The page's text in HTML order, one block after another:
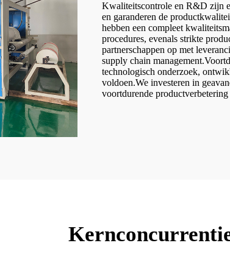
Kwaliteitscontrole en R&D zijn
en garanderen de
hebben een compleet
procedures, evenals strikte
partnerschappen op met
supply chain
technologisch onderzoek,
voldoen.We investeren in
voortdurende